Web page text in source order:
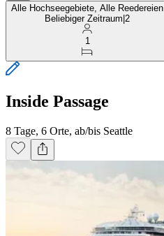
Alle Hochseegebiete, Alle Reedereien
Beliebiger Zeitraum 2
1
Inside Passage
8 Tage, 6 Orte, ab/bis Seattle